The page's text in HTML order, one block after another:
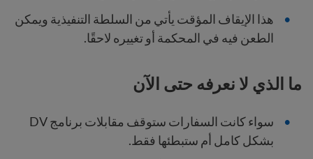
هذا الإيقاف المؤقت يأتي من السلطة التنفيذية ويمكن
الطعن فيه في المحكمة أو تغييره لاحقًا.
ما الذي لا نعرفه حتى الآن
سواء كانت السفارات ستوقف مقابلات برنامج DV
بشكل كامل أم ستبطئها فقط.